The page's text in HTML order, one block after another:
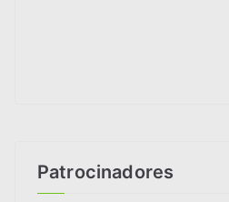
Patrocinadores